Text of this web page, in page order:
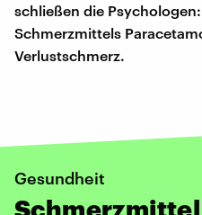
schließen die
Schmerzmittels
Verlustschmerz.
Gesundheit